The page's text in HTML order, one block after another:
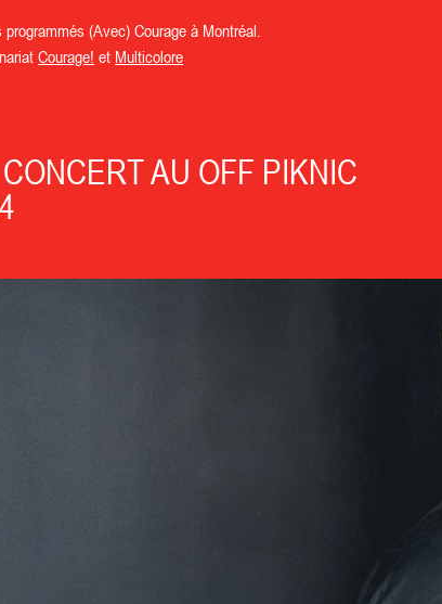
programmés (Avec) Courage à Montréal.
Courage! et Multicolore
AU OFF PIKNIC